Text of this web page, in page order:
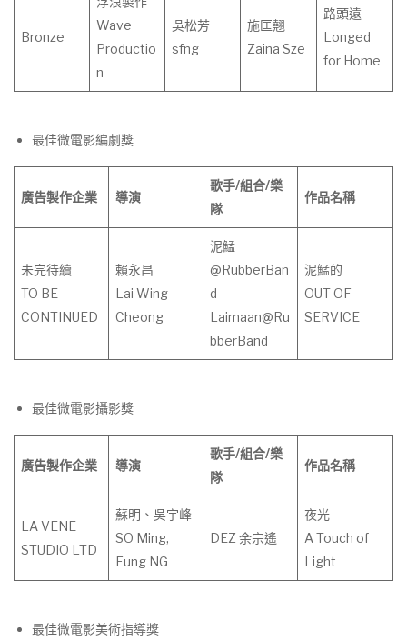
Bronze
Wave
Productio
n
吳松芳
sfng
施匡翹
Zaina Sze
路頭遠
Longed
for Home
最佳微電影編劇獎
廣告製作企業 導演
歌手/組合/樂
隊
作品名稱
未完待續
TO BE
CONTINUED
賴永昌
Lai Wing
Cheong
泥鯭
@RubberBan
d
Laimaan@Ru
bberBand
泥鯭的
OUT OF
SERVICE
最佳微電影攝影獎
廣告製作企業 導演
歌手/組合/樂
隊
作品名稱
LA VENE
STUDIO LTD
蘇明、吳宇峰
SO Ming,
Fung NG
DEZ 余宗遙
夜光
A Touch of
Light
最佳微電影美術指導獎